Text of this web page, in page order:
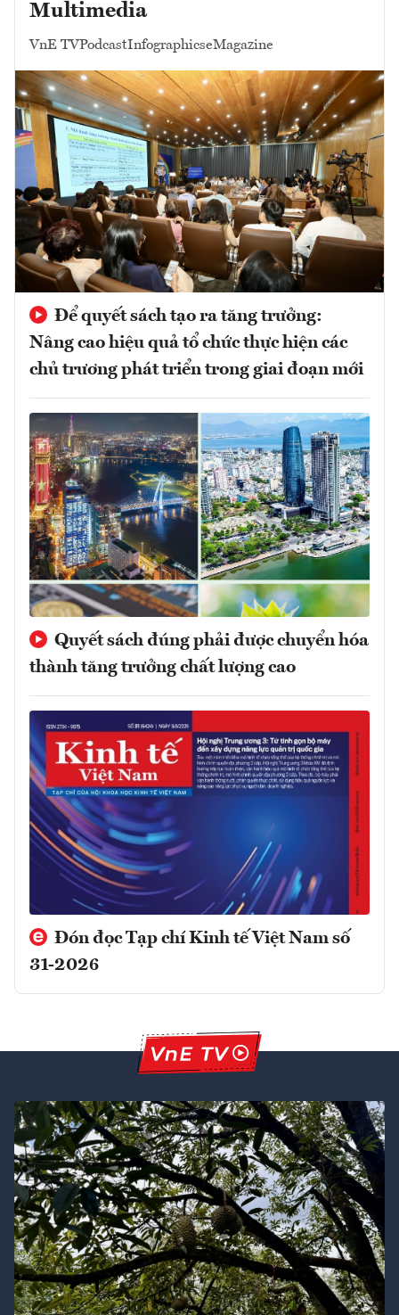
Multimedia
VnE TVPodcastInfographicseMagazine
Để quyết sách tạo ra tăng trưởng:
Nâng cao hiệu quả tổ chức thực hiện các
chủ trương phát triển trong giai đoạn mới
Quyết sách đúng phải được chuyển hóa
thành tăng trưởng chất lượng cao
Đón đọc Tạp chí Kinh tế Việt Nam số
31-2026